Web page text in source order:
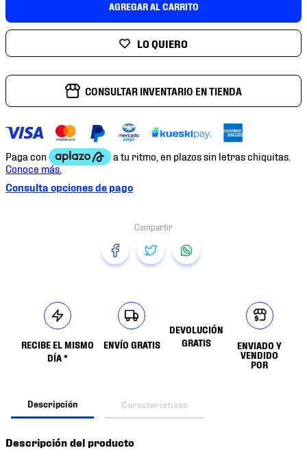
AGREGAR AL CARRITO
CONSULTAR INVENTARIO EN TIENDA
Consulta opciones de pago
RECIBE EL MISMO
DÍA *
ENVÍO GRATIS
DEVOLUCIÓN
GRATIS
ENVIADO Y
VENDIDO
POR
Descripción Características
Descripción del producto